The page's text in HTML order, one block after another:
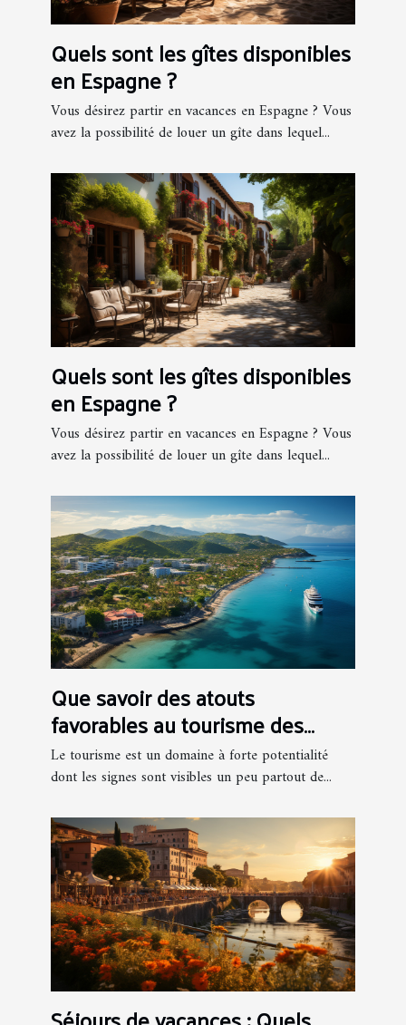
Quels sont les gîtes disponibles
en Espagne ?
Vous désirez partir en vacances en Espagne ? Vous
avez la possibilité de louer un gîte dans lequel...
Quels sont les gîtes disponibles
en Espagne ?
Vous désirez partir en vacances en Espagne ? Vous
avez la possibilité de louer un gîte dans lequel...
Que savoir des atouts
favorables au tourisme des
Antilles ?
Le tourisme est un domaine à forte potentialité
dont les signes sont visibles un peu partout de...